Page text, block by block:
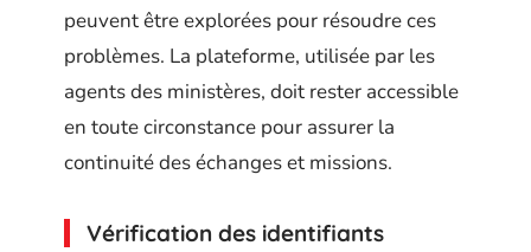
peuvent être explorées pour résoudre ces
problèmes. La plateforme, utilisée par les
agents des ministères, doit rester accessible
en toute circonstance pour assurer la
continuité des échanges et missions.
Vérification des identifiants